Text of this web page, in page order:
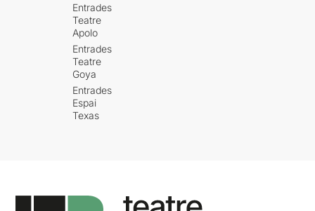
Entrades
Teatre
Apolo
Entrades
Teatre
Goya
Entrades
Espai
Texas